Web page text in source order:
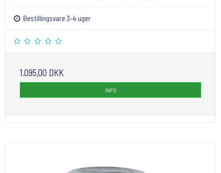
Bestillingsvare 3-4 uger
1.095,00 DKK
INFO